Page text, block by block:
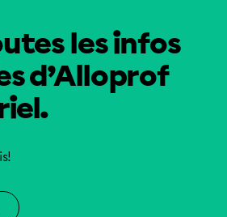
les infos
d’Alloprof